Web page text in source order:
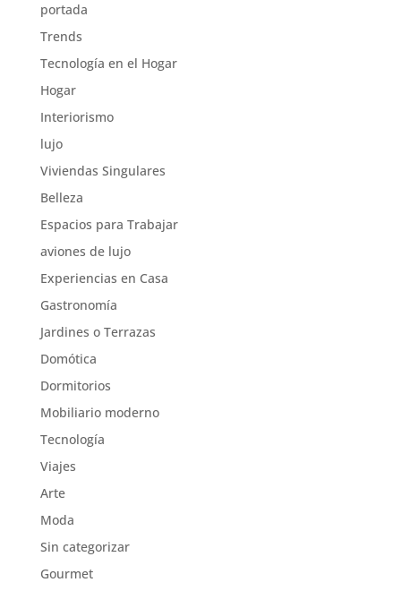
portada
Trends
Tecnología en el Hogar
Hogar
Interiorismo
lujo
Viviendas Singulares
Belleza
Espacios para Trabajar
aviones de lujo
Experiencias en Casa
Gastronomía
Jardines o Terrazas
Domótica
Dormitorios
Mobiliario moderno
Tecnología
Viajes
Arte
Moda
Sin categorizar
Gourmet